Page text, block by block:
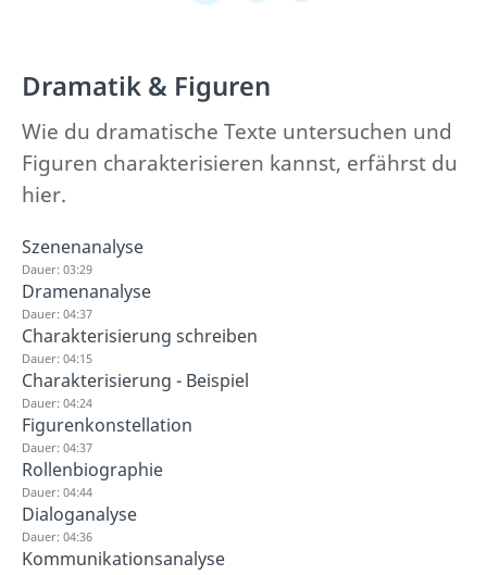
Dramatik & Figuren
Wie du dramatische Texte untersuchen und
Figuren charakterisieren kannst, erfährst du
hier.
Szenenanalyse
Dauer: 03:29
Dramenanalyse
Dauer: 04:37
Charakterisierung schreiben
Dauer: 04:15
Charakterisierung - Beispiel
Dauer: 04:24
Figurenkonstellation
Dauer: 04:37
Rollenbiographie
Dauer: 04:44
Dialoganalyse
Dauer: 04:36
Kommunikationsanalyse